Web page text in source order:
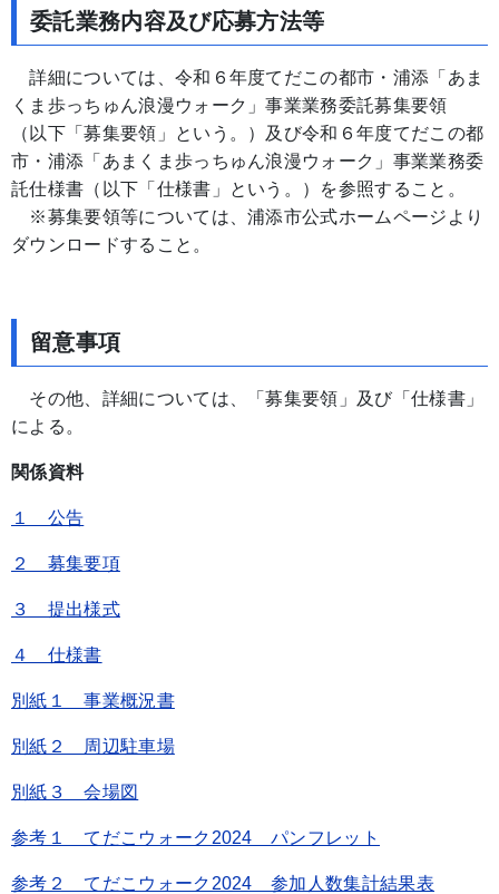
委託業務内容及び応募方法等
詳細については、令和６年度てだこの都市・浦添「あま
くま歩っちゅん浪漫ウォーク」事業業務委託募集要領
（以下「募集要領」という。）及び令和６年度てだこの都
市・浦添「あまくま歩っちゅん浪漫ウォーク」事業業務委
託仕様書（以下「仕様書」という。）を参照すること。
※募集要領等については、浦添市公式ホームページより
ダウンロードすること。
留意事項
その他、詳細については、「募集要領」及び「仕様書」
による。
関係資料
１ 公告
２ 募集要項
３ 提出様式
４ 仕様書
別紙１ 事業概況書
別紙２ 周辺駐車場
別紙３ 会場図
参考１ てだこウォーク2024 パンフレット
参考２ てだこウォーク2024 参加人数集計結果表